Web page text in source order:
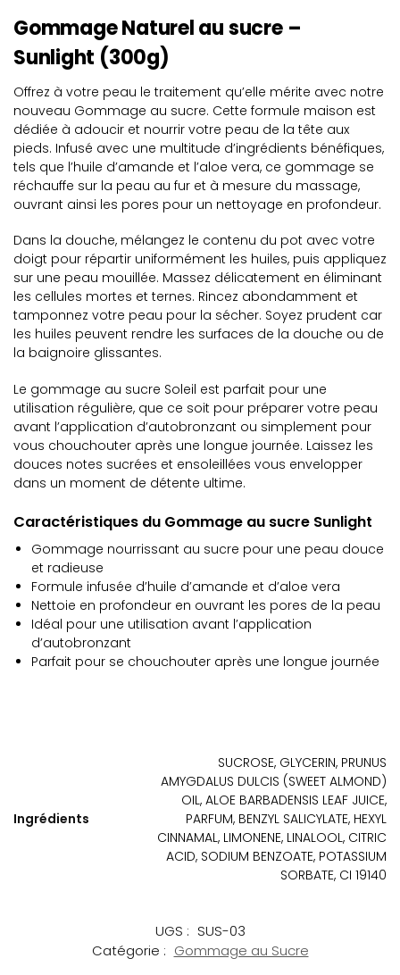
Gommage Naturel au sucre –
Sunlight (300g)
Offrez à votre peau le traitement qu’elle mérite avec notre
nouveau Gommage au sucre. Cette formule maison est
dédiée à adoucir et nourrir votre peau de la tête aux
pieds. Infusé avec une multitude d’ingrédients bénéfiques,
tels que l’huile d’amande et l’aloe vera, ce gommage se
réchauffe sur la peau au fur et à mesure du massage,
ouvrant ainsi les pores pour un nettoyage en profondeur.
Dans la douche, mélangez le contenu du pot avec votre
doigt pour répartir uniformément les huiles, puis appliquez
sur une peau mouillée. Massez délicatement en éliminant
les cellules mortes et ternes. Rincez abondamment et
tamponnez votre peau pour la sécher. Soyez prudent car
les huiles peuvent rendre les surfaces de la douche ou de
la baignoire glissantes.
Le gommage au sucre Soleil est parfait pour une
utilisation régulière, que ce soit pour préparer votre peau
avant l’application d’autobronzant ou simplement pour
vous chouchouter après une longue journée. Laissez les
douces notes sucrées et ensoleillées vous envelopper
dans un moment de détente ultime.
Caractéristiques du Gommage au sucre Sunlight
Gommage nourrissant au sucre pour une peau douce
et radieuse
Formule infusée d’huile d’amande et d’aloe vera
Nettoie en profondeur en ouvrant les pores de la peau
Idéal pour une utilisation avant l’application
d’autobronzant
Parfait pour se chouchouter après une longue journée
Ingrédients
SUCROSE, GLYCERIN, PRUNUS
AMYGDALUS DULCIS (SWEET ALMOND)
OIL, ALOE BARBADENSIS LEAF JUICE,
PARFUM, BENZYL SALICYLATE, HEXYL
CINNAMAL, LIMONENE, LINALOOL, CITRIC
ACID, SODIUM BENZOATE, POTASSIUM
SORBATE, CI 19140
UGS : SUS-03
Catégorie : Gommage au Sucre